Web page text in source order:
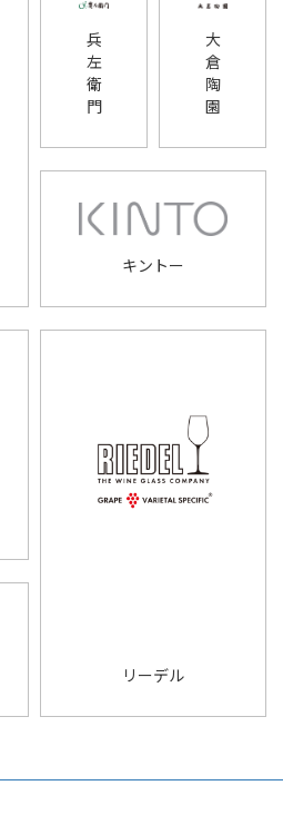
兵
左
衛
門
大
倉
陶
園
キントー
リーデル